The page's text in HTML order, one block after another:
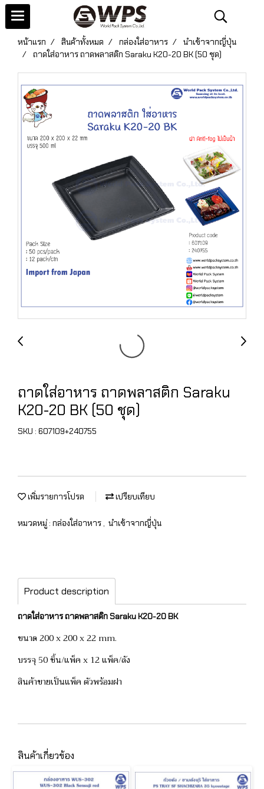
หน้าแรก สินค้าทั้งหมด กล่องใส่อาหาร
นำเข้าจากญี่ปุ่น
ถาดใส่อาหาร ถาดพลาสติก Saraku K20-20 BK (50 ชุด)
ถาดใส่อาหาร ถาดพลาสติก Saraku
K20-20 BK (50 ชุด)
SKU : 607109+240755
เพิ่มรายการโปรด เปรียบเทียบ
หมวดหมู่ : กล่องใส่อาหาร , นำเข้าจากญี่ปุ่น
Product description
ถาดใส่อาหาร ถาดพลาสติก Saraku K20-20 BK
ขนาด 200 x 200 x 22 mm.
บรรจุ 50 ชิ้น/แพ็ค x 12 แพ็ค/ลัง
สินค้าขายเป็นแพ็ค ตัวพร้อมฝา
สินค้าเกี่ยวข้อง